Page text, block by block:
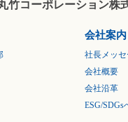
竹コーポレーション株
会社案内
社長メッセ
会社概要
会社沿革
ESG/SDGs